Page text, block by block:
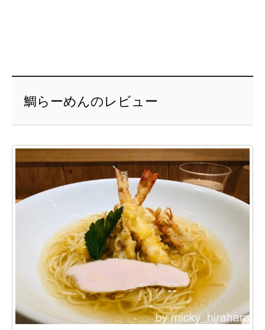
鯛らーめんのレビュー